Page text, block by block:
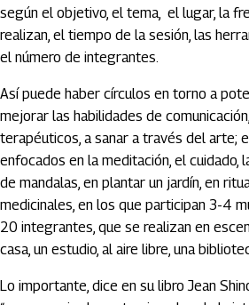
según el objetivo, el tema, el lugar, la
realizan, el tiempo de la sesión, las
el número de integrantes.
Así puede haber círculos en torno a
mejorar las habilidades de
terapéuticos, a sanar a través del arte;
enfocados en la meditación, el cuidado,
de mandalas, en plantar un jardín, en
medicinales, en los que participan 3-4
20 integrantes, que se realizan en
casa, un estudio, al aire libre, una
Lo importante, dice en su libro Jean